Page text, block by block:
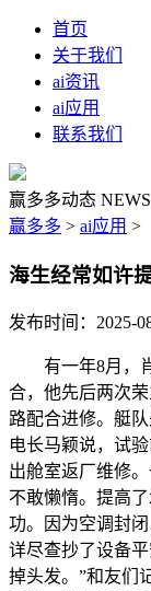
首页
关于我们
ai资讯
ai应用
联系我们
赢多多动态 NEWS
赢多多 > ai应用 >
海生经常如许
发布时间：2025-
有一年8月，肖
合，他先后两次
路配合进修。艇
电长马颖说，试
出舱室返厂维修
不敢懒惰。提高
功。因为空调封
详尽查抄了设备
掉头发。”和友们